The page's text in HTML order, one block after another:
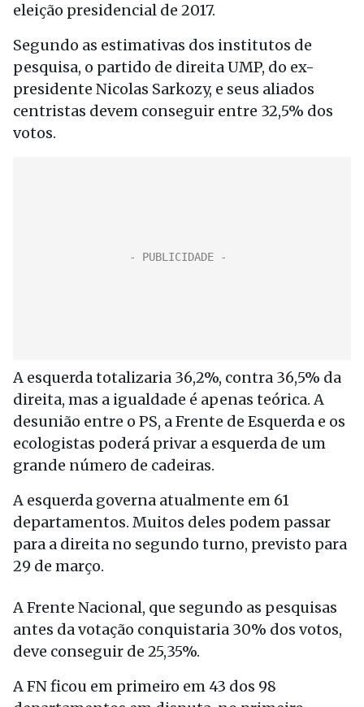
eleição presidencial de 2017.
Segundo as estimativas dos institutos de
pesquisa, o partido de direita UMP, do ex-
presidente Nicolas Sarkozy, e seus aliados
centristas devem conseguir entre 32,5% dos
votos.
A esquerda totalizaria 36,2%, contra 36,5% da
direita, mas a igualdade é apenas teórica. A
desunião entre o PS, a Frente de Esquerda e os
ecologistas poderá privar a esquerda de um
grande número de cadeiras.
A esquerda governa atualmente em 61
departamentos. Muitos deles podem passar
para a direita no segundo turno, previsto para
29 de março.
A Frente Nacional, que segundo as pesquisas
antes da votação conquistaria 30% dos votos,
deve conseguir de 25,35%.
A FN ficou em primeiro em 43 dos 98